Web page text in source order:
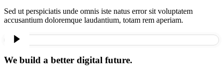
Sed ut perspiciatis unde omnis iste natus error sit voluptatem
accusantium doloremque laudantium, totam rem aperiam.
We build a better digital future.